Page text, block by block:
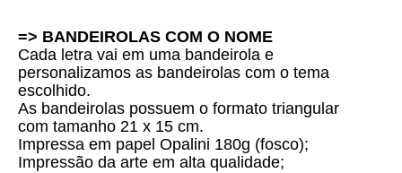
=> BANDEIROLAS COM O NOME
Cada letra vai em uma bandeirola e
personalizamos as bandeirolas com o tema
escolhido.
As bandeirolas possuem o formato triangular
com tamanho 21 x 15 cm.
Impressa em papel Opalini 180g (fosco);
Impressão da arte em alta qualidade;